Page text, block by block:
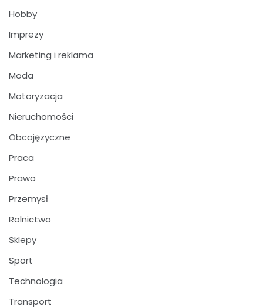
Hobby
Imprezy
Marketing i reklama
Moda
Motoryzacja
Nieruchomości
Obcojęzyczne
Praca
Prawo
Przemysł
Rolnictwo
Sklepy
Sport
Technologia
Transport